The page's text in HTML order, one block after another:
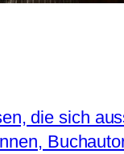
die sich